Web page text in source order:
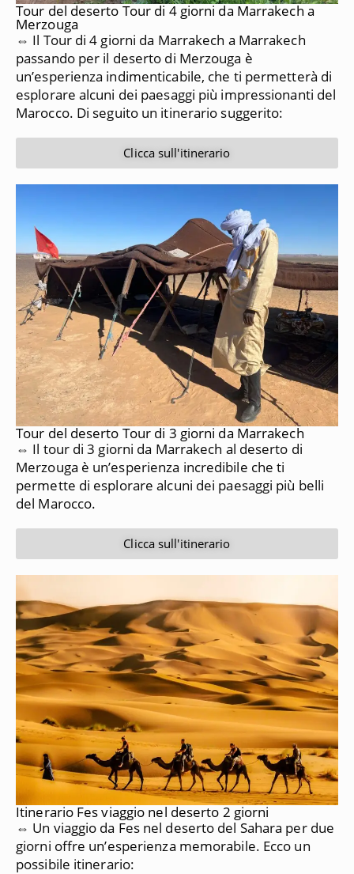
Tour del deserto Tour di 4 giorni da Marrakech a
Merzouga
⇔ Il Tour di 4 giorni da Marrakech a Marrakech
passando per il deserto di Merzouga è
un’esperienza indimenticabile, che ti permetterà di
esplorare alcuni dei paesaggi più impressionanti del
Marocco. Di seguito un itinerario suggerito:
Clicca sull'itinerario
Tour del deserto Tour di 3 giorni da Marrakech
⇔ Il tour di 3 giorni da Marrakech al deserto di
Merzouga è un’esperienza incredibile che ti
permette di esplorare alcuni dei paesaggi più belli
del Marocco.
Clicca sull'itinerario
Itinerario Fes viaggio nel deserto 2 giorni
⇔ Un viaggio da Fes nel deserto del Sahara per due
giorni offre un’esperienza memorabile. Ecco un
possibile itinerario: